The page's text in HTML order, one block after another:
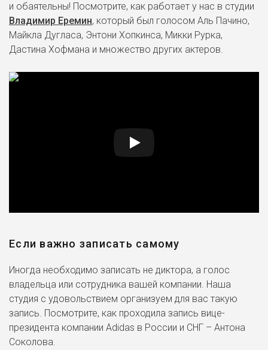
и обаятельны! Посмотрите, как работает у нас в студии
Владимир Еремин, который был голосом Аль Пачино,
Майкла Дугласа, Энтони Хопкинса, Микки Рурка,
Дастина Хофмана и множество других актеров.
Если важно записать самому
Иногда необходимо записать не диктора, а голос
владельца или сотрудника вашей компании. Наша
студия с удовольствием организуем для вас такую
запись. Посмотрите, как проходила запись вице-
президента компании Adidas в России и СНГ – Антона
Соколова.